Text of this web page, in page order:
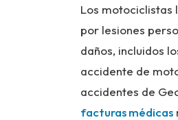
Los motociclistas
por lesiones
daños, incluidos
accidente de
accidentes de
facturas médicas